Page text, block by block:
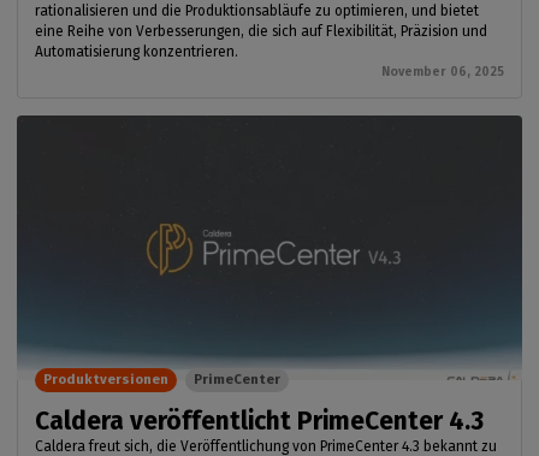
rationalisieren und die Produktionsabläufe zu optimieren, und bietet
eine Reihe von Verbesserungen, die sich auf Flexibilität, Präzision und
Automatisierung konzentrieren.
November 06, 2025
Caldera veröffentlicht PrimeCenter 4.3
Caldera freut sich, die Veröffentlichung von PrimeCenter 4.3 bekannt zu
Produktversionen PrimeCenter